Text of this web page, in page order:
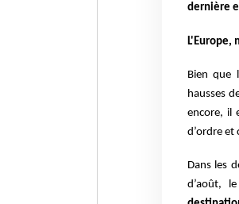
dernière
L'Europe,
Bien que
hausses
encore, il
d’ordre et
Dans les
d’août,